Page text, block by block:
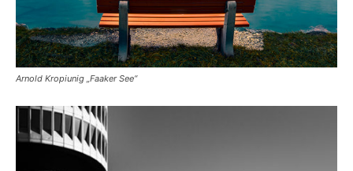
Arnold Kropiunig „Faaker See“